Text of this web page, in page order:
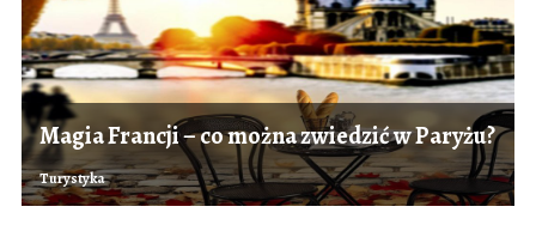
Magia Francji – co można zwiedzić w Paryżu?
Turystyka